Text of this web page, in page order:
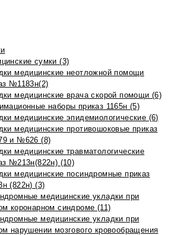
сумки (3)
медицинские неотложной помощи
№1183н(2)
медицинские врача скорой помощи (6)
наборы приказ 1165н (5)
медицинские эпидемиологические (6)
медицинские противошоковые приказ
и №626 (8)
медицинские травматологические
№213н(822н) (10)
медицинские посиндромные приказ
(822н) (3)
медицинские укладки при
коронарном синдроме (11)
медицинские укладки при
нарушении мозгового кровообращения